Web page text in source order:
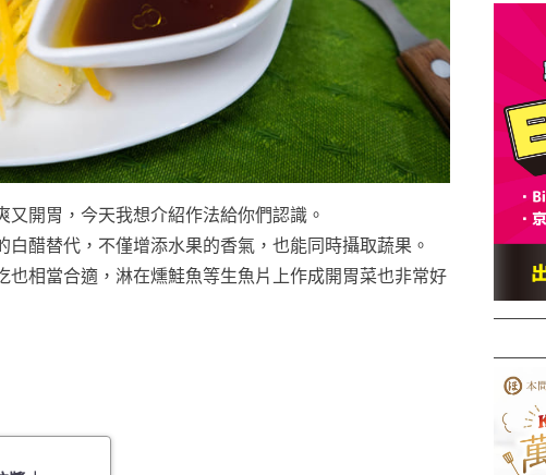
又開胃，今天我想介紹作法給你們認識。
白醋替代，不僅增添水果的香氣，也能同時攝取蔬果。
也相當合適，淋在燻鮭魚等生魚片上作成開胃菜也非常好